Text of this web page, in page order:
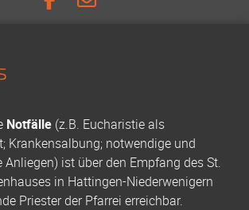
Notfälle (z.B. Eucharistie als
Krankensalbung; notwendige und
ist über den Empfang des St.
in Hattingen-Niederwenigern
Priester der Pfarrei erreichbar.